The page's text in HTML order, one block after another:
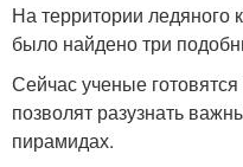
На территории ледяного
было найдено три
Сейчас ученые
позволят разузнать
пирамидах.